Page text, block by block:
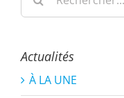
Actualités
À LA UNE